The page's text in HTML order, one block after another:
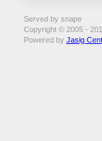
Served by snape
Copyright © 2005 -
Powered by Jasig